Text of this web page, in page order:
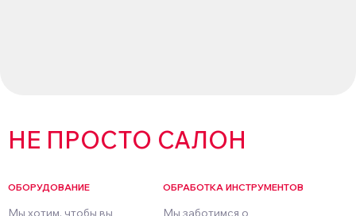
НЕ ПРОСТО САЛОН
Мы хотим, чтобы вы
ОБОРУДОВАНИЕ
Мы заботимся о
ОБРАБОТКА ИНСТРУМЕНТОВ